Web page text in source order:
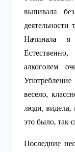
выпивала
деятельности
Начинала
алкоголем
весело,
люди, видела,
это было, так
Последние